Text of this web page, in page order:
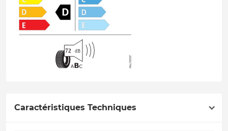
Caractéristiques Techniques